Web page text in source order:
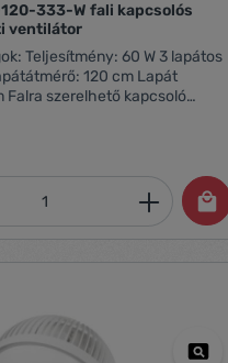
120-333-W fali kapcsolós
ventilátor
lapátos
120 cm Lapát
Falra szerelhető kapcsoló
40W Változtatható forgásirány
ventilátor Használati
Adja